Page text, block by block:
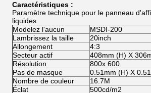
Caractéristiques :
Paramètre technique pour le panneau
liquides
Modelez l'aucun
MSDI-200
Lambrissez la taille
20inch
Allongement
4:3
Secteur actif
408mm (H) X
Résolution
800x 600
Pas de masque
0.51mm (H) X
Nombre de couleur
16.7M
Éclat
500cd/m2